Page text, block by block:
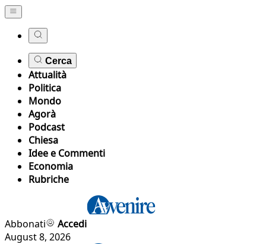
Cerca
Attualità
Politica
Mondo
Agorà
Podcast
Chiesa
Idee e Commenti
Economia
Rubriche
Abbonati
Accedi
August 8, 2026